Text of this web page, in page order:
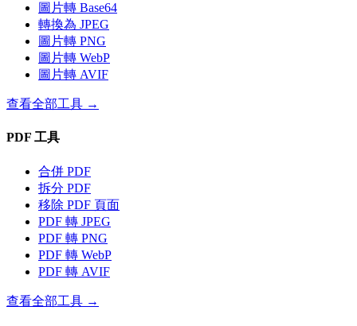
圖片轉 Base64
轉換為 JPEG
圖片轉 PNG
圖片轉 WebP
圖片轉 AVIF
查看全部工具 →
PDF 工具
合併 PDF
拆分 PDF
移除 PDF 頁面
PDF 轉 JPEG
PDF 轉 PNG
PDF 轉 WebP
PDF 轉 AVIF
查看全部工具 →